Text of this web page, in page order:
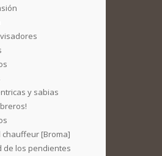
y sabias
chauffeur [Broma]
de los pendientes